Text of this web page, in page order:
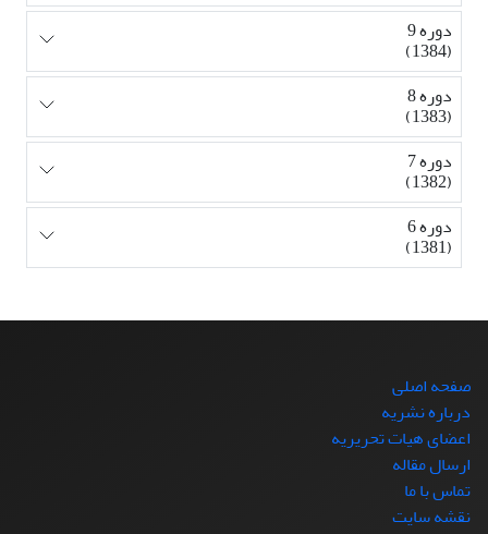
دوره 9
(1384)
دوره 8
(1383)
دوره 7
(1382)
دوره 6
(1381)
صفحه اصلی
درباره نشریه
اعضای هیات تحریریه
ارسال مقاله
تماس با ما
نقشه سایت